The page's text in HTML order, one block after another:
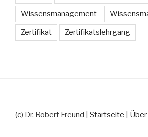
Wissensmanagement
Zertifikat Zertifikatslehrgang
(c) Dr. Robert Freund | Startseite